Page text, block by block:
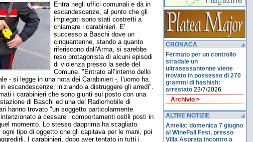
CRONACA
Fermato per un controllo
stradale un
ultrasessantenne viene
trovato in possesso di 270
grammi di hashish:
arrestato 23/7/2026
Archivio >
ALTRE NOTIZIE
Amelia: domenica 7 giugno
al WineFall Fest, presso
Villa Aspreta incontro a
Entra negli uffici comunali e dà in
escandescenze, al punto che gli
impiegati sono stati costretti a
chiamare i carabinieri. E'
successo a Baschi dove un
cinquantenne, stando a quanto
riferiscono dall'Arma, si sarebbe
reso protagonista di alcuni episodi
di violenza presso la sede del
Comune. "Entrato all’interno dello
- si legge in una nota dei Carabinieri -, l'uomo ha
escandescenze, iniziando a distruggere gli arredi".
i carabinieri che sono giunti sul posto con una
di Baschi ed una del Radiomobile di
hanno trovato "un soggetto particolarmente
a cessare i comportamenti ostili posti in
momento. Lo stesso dapprima ha scagliato
tipo di oggetto che gli capitava per le mani, poi
I carabinieri, dopo aver tentato in tutti i